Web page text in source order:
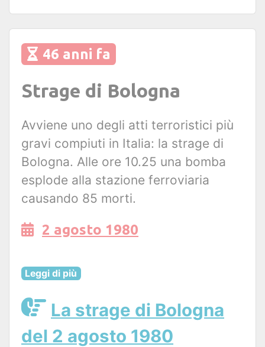
46 anni fa
Strage di Bologna
Avviene uno degli atti terroristici più
gravi compiuti in Italia: la strage di
Bologna. Alle ore 10.25 una bomba
esplode alla stazione ferroviaria
causando 85 morti.
2 agosto 1980
Leggi di più
La strage di Bologna
del 2 agosto 1980